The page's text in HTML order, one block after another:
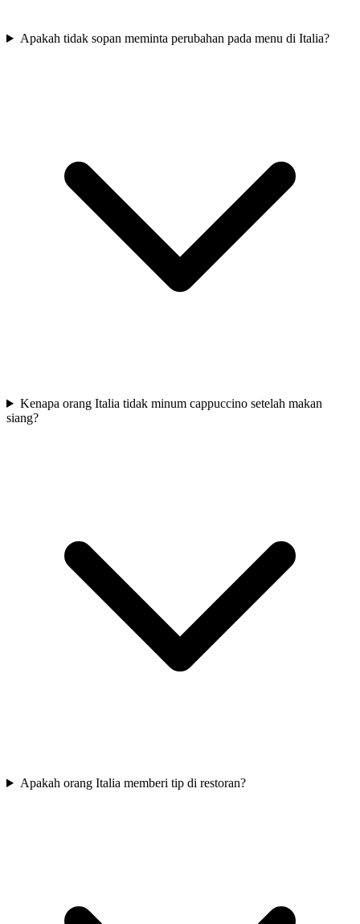
Apakah tidak sopan meminta perubahan pada menu di Italia?
Kenapa orang Italia tidak minum cappuccino setelah makan
siang?
Apakah orang Italia memberi tip di restoran?